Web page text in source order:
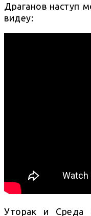
Драганов наступ
видеу:
Уторак и Среда